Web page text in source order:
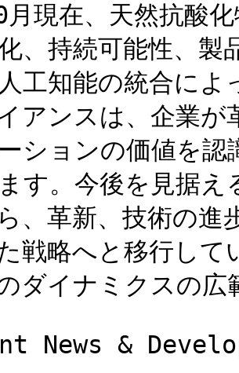
現在、天然抗酸
、持続可能性、製
工知能の統合に
アンスは、企業
ションの価値を
す。今後を見据
、革新、技術の進
戦略へと移行し
ダイナミクスの
News &